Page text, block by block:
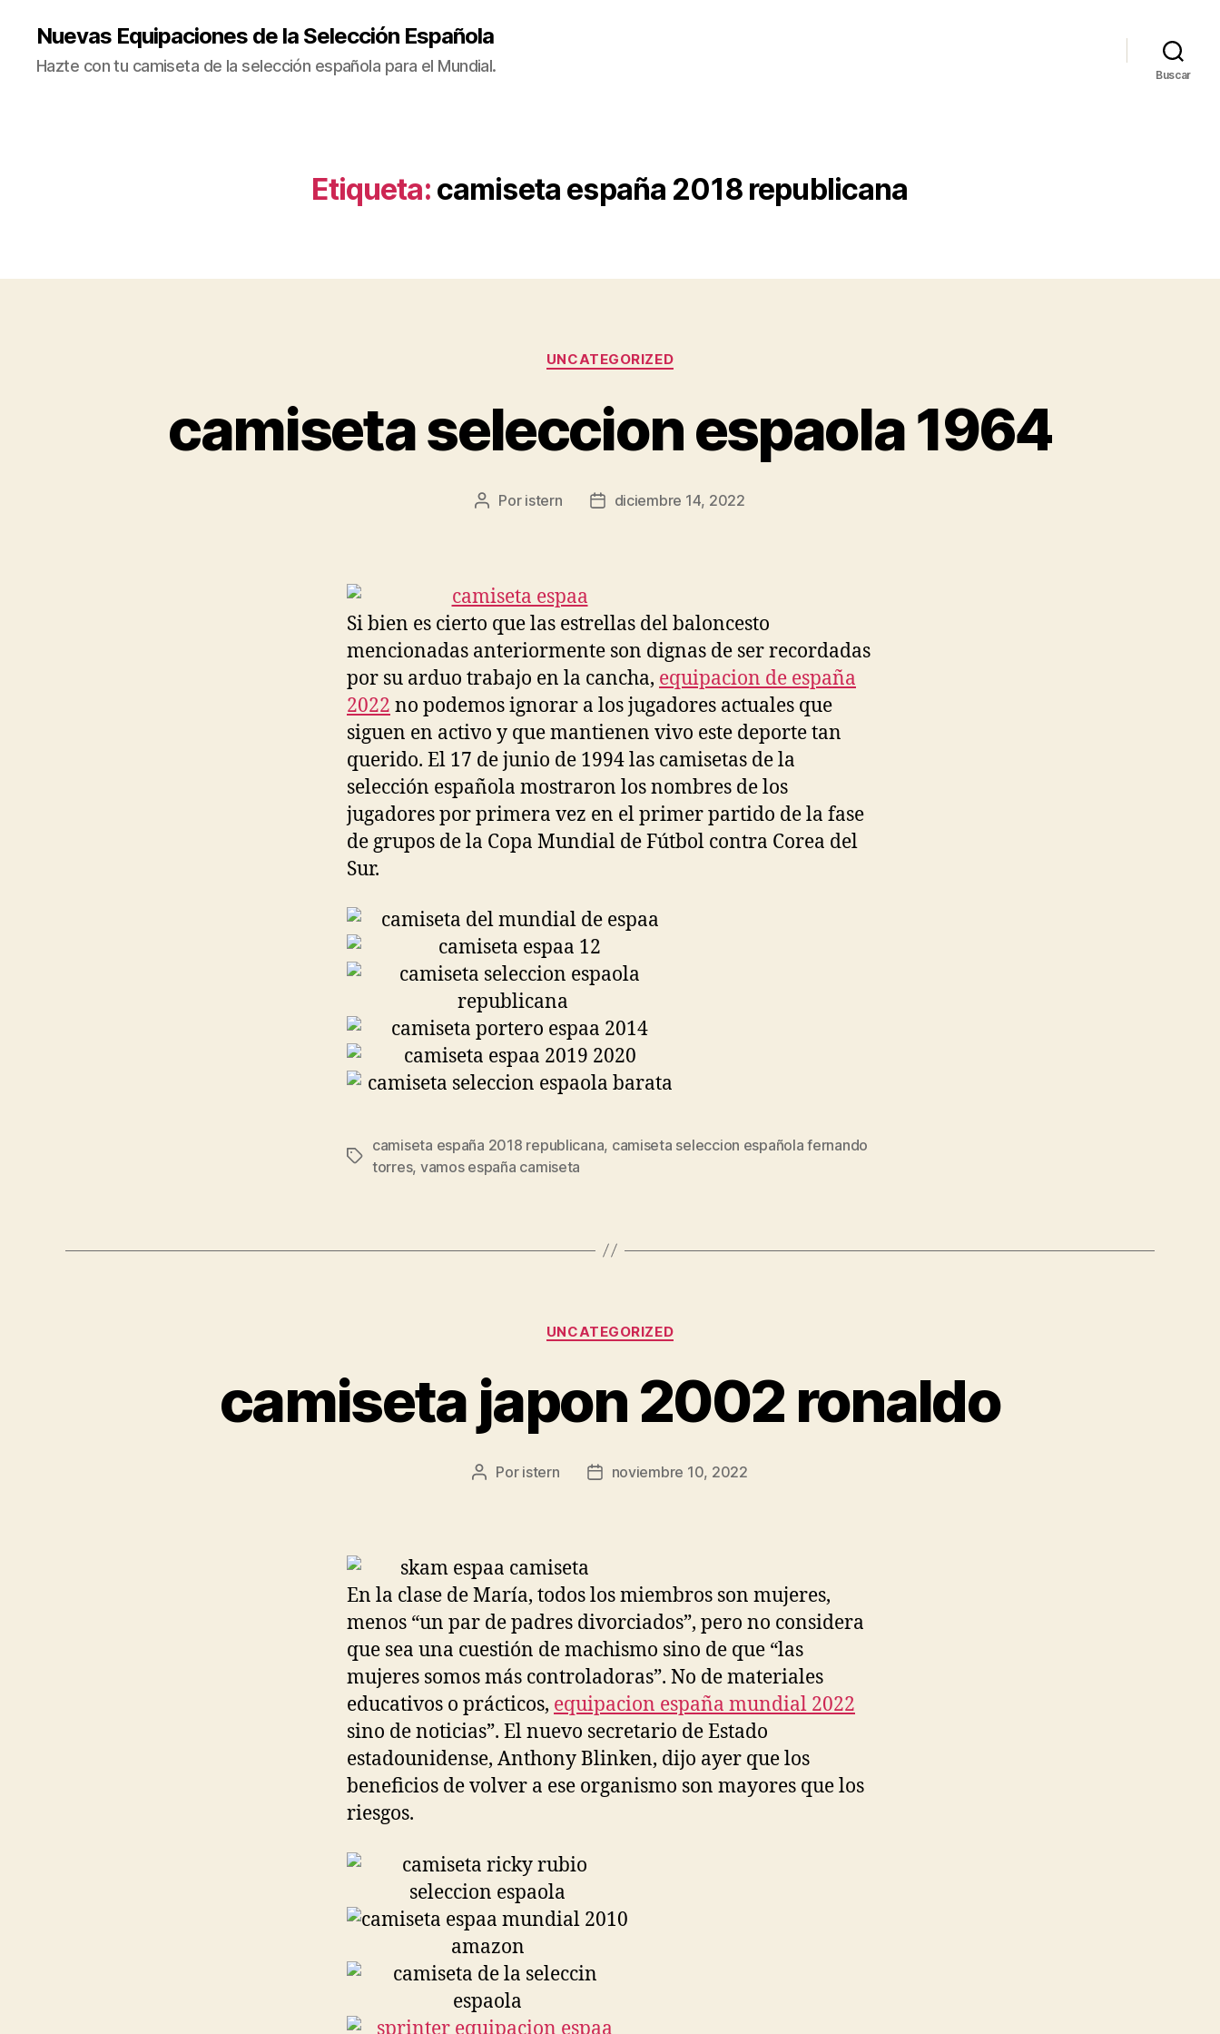
Nuevas Equipaciones de la Selección Española
Hazte con tu camiseta de la selección española para el Mundial. Buscar
Etiqueta: camiseta españa 2018 republicana
Categorías
UNCATEGORIZED
camiseta seleccion espaola 1964
Autor
Por istern
Fechadiciembre 14, 2022
Si bien es cierto que las estrellas del baloncesto
mencionadas anteriormente son dignas de ser recordadas
por su arduo trabajo en la cancha, equipacion de españa
2022 no podemos ignorar a los jugadores actuales que
siguen en activo y que mantienen vivo este deporte tan
querido. El 17 de junio de 1994 las camisetas de la
selección española mostraron los nombres de los
jugadores por primera vez en el primer partido de la fase
de grupos de la Copa Mundial de Fútbol contra Corea del
Sur.
Etiquetas
camiseta españa 2018 republicana, camiseta seleccion española fernando
torres, vamos españa camiseta
Categorías
UNCATEGORIZED
camiseta japon 2002 ronaldo
Autor
Por istern
Fechanoviembre 10, 2022
En la clase de María, todos los miembros son mujeres,
menos “un par de padres divorciados”, pero no considera
que sea una cuestión de machismo sino de que “las
mujeres somos más controladoras”. No de materiales
educativos o prácticos, equipacion españa mundial 2022
sino de noticias”. El nuevo secretario de Estado
estadounidense, Anthony Blinken, dijo ayer que los
beneficios de volver a ese organismo son mayores que los
riesgos.